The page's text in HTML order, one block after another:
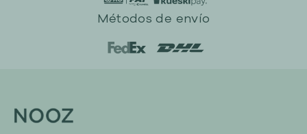
Métodos de envío